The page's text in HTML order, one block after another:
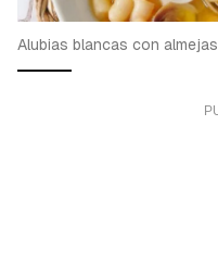
Alubias blancas con almejas